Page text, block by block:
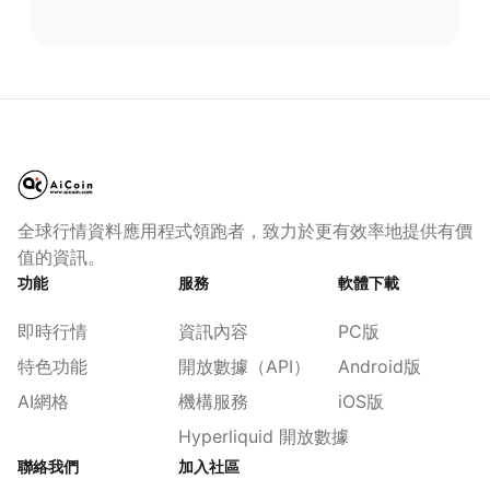
全球行情資料應用程式領跑者，致力於更有效率地提供有價
值的資訊。
功能
即時行情
特色功能
AI網格
服務
資訊內容
開放數據（API）
機構服務
Hyperliquid 開放數據
軟體下載
PC版
Android版
iOS版
聯絡我們 加入社區